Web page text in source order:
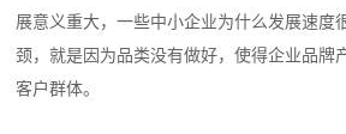
展意义重大，一些中小企业为什么发展速度
颈，就是因为品类没有做好，使得企业品牌
客户群体。